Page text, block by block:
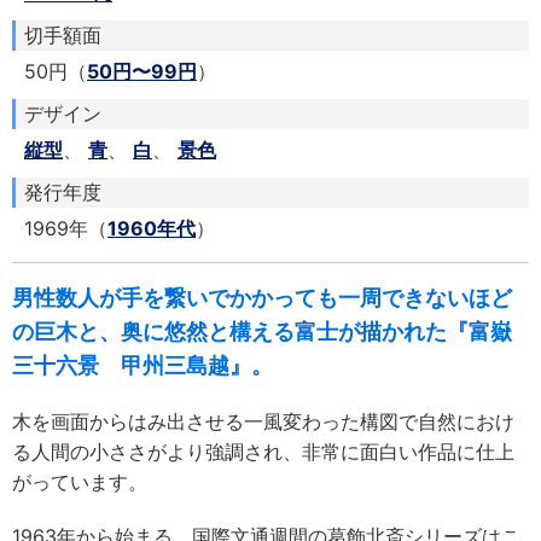
切手額面
50円（50円〜99円 ）
デザイン
縦型、 青、 白 、 景色
発行年度
1969年（1960年代）
男性数人が手を繋いでかかっても一周できないほど
の巨木と、奥に悠然と構える富士が描かれた『富嶽
三十六景 甲州三島越』。
木を画面からはみ出させる一風変わった構図で自然におけ
る人間の小ささがより強調され、非常に面白い作品に仕上
がっています。